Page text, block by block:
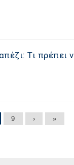
Τι πρέπει
9 › »